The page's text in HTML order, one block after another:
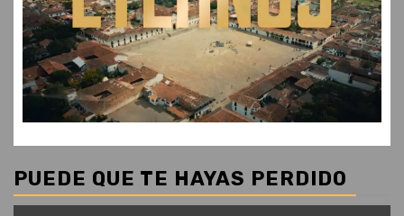
PUEDE QUE TE HAYAS PERDIDO